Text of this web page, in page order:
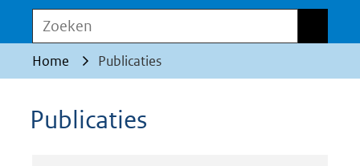
geweigerd.
Zoeken
Home Publicaties
Publicaties